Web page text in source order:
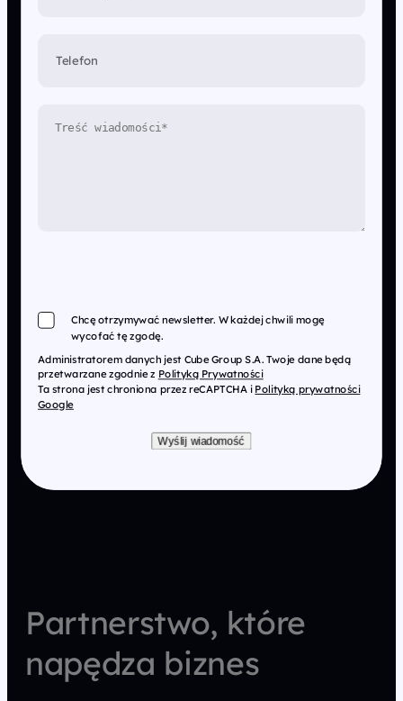
Telefon
Chcę otrzymywać newsletter. W każdej chwili mogę
wycofać tę zgodę.
Administratorem danych jest Cube Group S.A. Twoje dane będą
przetwarzane zgodnie z Polityką Prywatności
Ta strona jest chroniona przez reCAPTCHA i Polityką prywatności
Google
Wyślij wiadomość
Partnerstwo, które
napędza biznes